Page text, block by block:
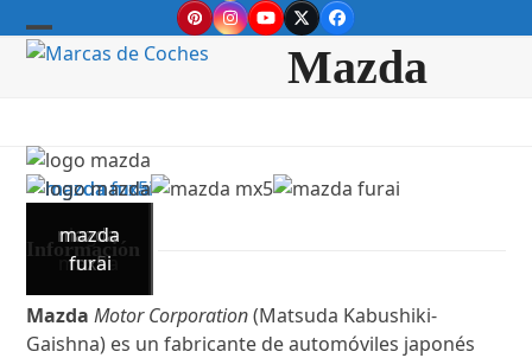
to
PinterestInstagram
YouTube
TwitterFacebook
Open
Close
Mazda
logo
mazda
mazda
mx5
mazda
furai
Información
Mazda Motor Corporation(Matsuda Kabushiki-
Gaishna) es un fabricante de automóviles japonés